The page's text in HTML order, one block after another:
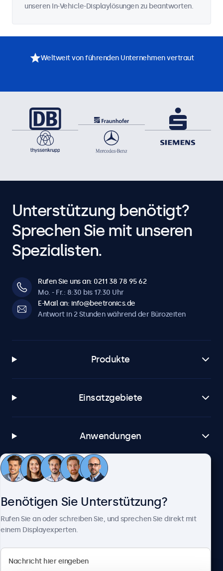
unseren In-Vehicle-Displaylösungen zu beantworten.
Weltweit von führenden Unternehmen vertraut
Unterstützung benötigt?
Sprechen Sie mit unseren
Spezialisten.
Rufen Sie uns an: 0211 38 78 95 62
Mo. - Fr.: 8:30 bis 17:30 Uhr
E-Mail an: info@beetronics.de
Antwort in 2 Stunden während der Bürozeiten
Produkte
Einsatzgebiete
Anwendungen
Kundenservice
Benötigen Sie Unterstützung?
Rufen Sie an oder schreiben Sie, und sprechen Sie direkt mit
einem Displayexperten.